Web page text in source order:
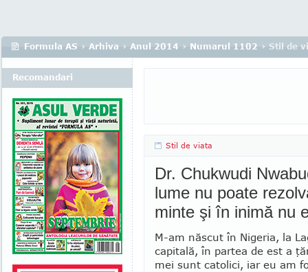
Formula AS › Arhiva › Anul 2014 › Numarul 1102 › Stil de
Stil de viata
Dr. Chukwudi
lume nu poate
minte şi în inimă nu
M-am născut în Nigeria, la
ca­pitală, în partea de est a
mei sunt catolici, iar eu am
Recomandari